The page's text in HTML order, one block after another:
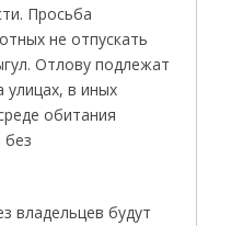
Просьба
не отпускать
Отлову подлежат
в иных
обитания
владельцев будут